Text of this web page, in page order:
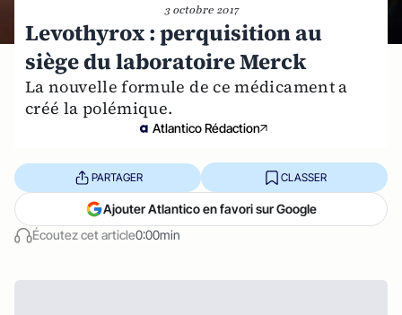
3 octobre 2017
Levothyrox : perquisition au
siège du laboratoire Merck
La nouvelle formule de ce médicament a
créé la polémique.
Atlantico Rédaction
Écoutez cet article0:00min
PARTAGER CLASSER
Ajouter Atlantico en favori sur Google